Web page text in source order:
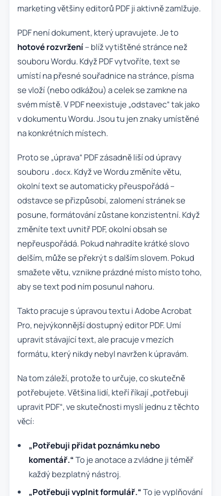
marketing většiny editorů PDF ji aktivně zamlžuje.
PDF není dokument, který upravujete. Je to
hotové rozvržení– blíž vytištěné stránce než
souboru Wordu. Když PDF vytvoříte, text se
umístí na přesné souřadnice na stránce, písma
se vloží (nebo odkážou) a celek se zamkne na
svém místě. V PDF neexistuje „odstavec“ tak jako
v dokumentu Wordu. Jsou tu jen znaky umístěné
na konkrétních místech.
Proto se „úprava“ PDF zásadně liší od úpravy
souboru .docx. Když ve Wordu změníte větu,
okolní text se automaticky přeuspořádá –
odstavce se přizpůsobí, zalomení stránek se
posune, formátování zůstane konzistentní. Když
změníte text uvnitř PDF, okolní obsah se
nepřeuspořádá. Pokud nahradíte krátké slovo
delším, může se překrýt s dalším slovem. Pokud
smažete větu, vznikne prázdné místo místo toho,
aby se text pod ním posunul nahoru.
Takto pracuje s úpravou textu i Adobe Acrobat
Pro, nejvýkonnější dostupný editor PDF. Umí
upravit stávající text, ale pracuje v mezích
formátu, který nikdy nebyl navržen k úpravám.
Na tom záleží, protože to určuje, co skutečně
potřebujete. Většina lidí, kteří říkají „potřebuji
upravit PDF“, ve skutečnosti myslí jednu z těchto
věcí:
„Potřebuji přidat poznámku nebo
komentář.“To je anotace a zvládne ji téměř
každý bezplatný nástroj.
„Potřebuji vyplnit formulář.“To je vyplňování